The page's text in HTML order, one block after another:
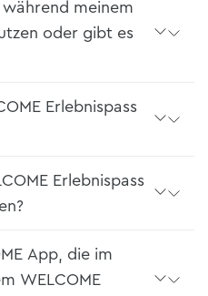
meinem
oder gibt es
Erlebnispass
Erlebnispass
App, die im
WELCOME